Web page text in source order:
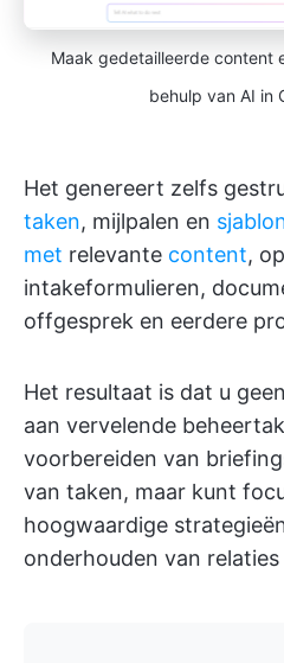
Maak gedetailleerde content
behulp van AI in
Het genereert zelfs
taken, mijlpalen en
met relevante content,
intakeformulieren,
offgesprek en eerdere
Het resultaat is dat u
aan vervelende
voorbereiden van
van taken, maar kunt
hoogwaardige
onderhouden van